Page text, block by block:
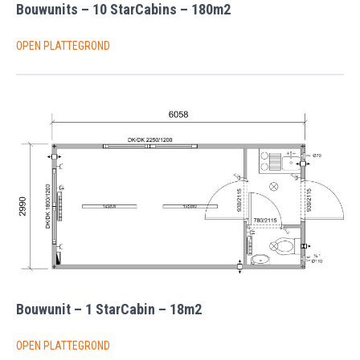
Bouwunits – 10 StarCabins – 180m2
OPEN PLATTEGROND
Bouwunit – 1 StarCabin – 18m2
OPEN PLATTEGROND